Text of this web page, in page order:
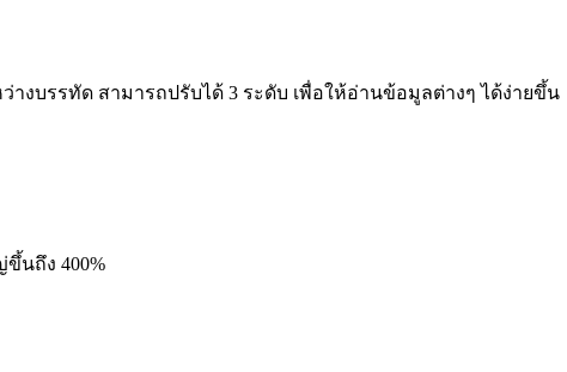
างบรรทัด สามารถปรับได้ 3 ระดับ เพื่อให้อ่านข้อมูลต่างๆ ได้ง่ายขึ้น
นถึง 400%